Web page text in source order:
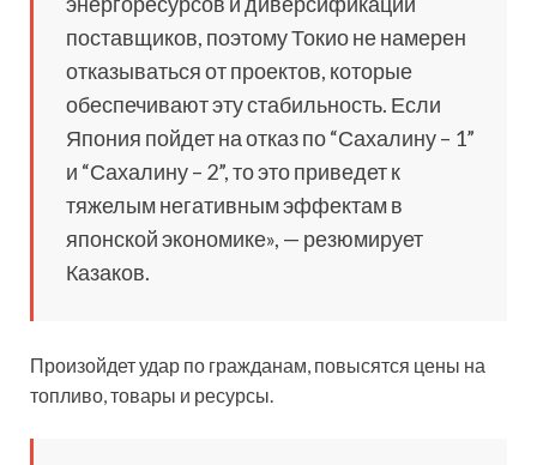
поставщиков, поэтому Токио не намерен
отказываться от проектов, которые
обеспечивают эту стабильность. Если
Япония пойдет на отказ по “Сахалину – 1”
и “Сахалину – 2”, то это приведет к
тяжелым негативным эффектам в
японской экономике», — резюмирует
Казаков.
Произойдет удар по гражданам, повысятся цены на
топливо, товары и ресурсы.